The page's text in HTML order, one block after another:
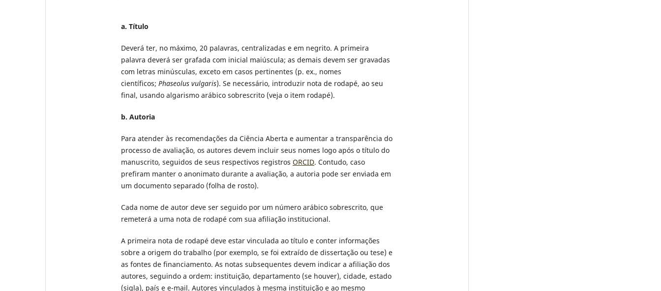
a. Título
Deverá ter, no máximo, 20 palavras, centralizadas e em negrito. A primeira
palavra deverá ser grafada com inicial maiúscula; as demais devem ser gravadas
com letras minúsculas, exceto em casos pertinentes (p. ex., nomes
científicos; Phaseolus vulgaris). Se necessário, introduzir nota de rodapé, ao seu
final, usando algarismo arábico sobrescrito (veja o item rodapé).
b. Autoria
Para atender às recomendações da Ciência Aberta e aumentar a transparência do
processo de avaliação, os autores devem incluir seus nomes logo após o título do
manuscrito, seguidos de seus respectivos registros ORCID. Contudo, caso
prefiram manter o anonimato durante a avaliação, a autoria pode ser enviada em
um documento separado (folha de rosto).
Cada nome de autor deve ser seguido por um número arábico sobrescrito, que
remeterá a uma nota de rodapé com sua afiliação institucional.
A primeira nota de rodapé deve estar vinculada ao título e conter informações
sobre a origem do trabalho (por exemplo, se foi extraído de dissertação ou tese) e
as fontes de financiamento. As notas subsequentes devem indicar a afiliação dos
autores, seguindo a ordem: instituição, departamento (se houver), cidade, estado
(sigla), país e e-mail. Autores vinculados à mesma instituição e ao mesmo